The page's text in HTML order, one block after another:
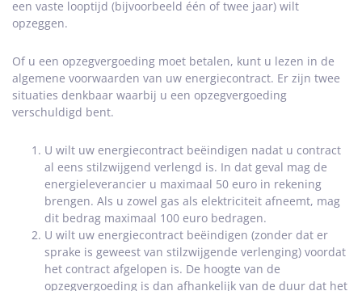
een vaste looptijd (bijvoorbeeld één of twee jaar) wilt
opzeggen.
Of u een opzegvergoeding moet betalen, kunt u lezen in de
algemene voorwaarden van uw energiecontract. Er zijn twee
situaties denkbaar waarbij u een opzegvergoeding
verschuldigd bent.
U wilt uw energiecontract beëindigen nadat u contract
al eens stilzwijgend verlengd is. In dat geval mag de
energieleverancier u maximaal 50 euro in rekening
brengen. Als u zowel gas als elektriciteit afneemt, mag
dit bedrag maximaal 100 euro bedragen.
U wilt uw energiecontract beëindigen (zonder dat er
sprake is geweest van stilzwijgende verlenging) voordat
het contract afgelopen is. De hoogte van de
opzegvergoeding is dan afhankelijk van de duur dat het